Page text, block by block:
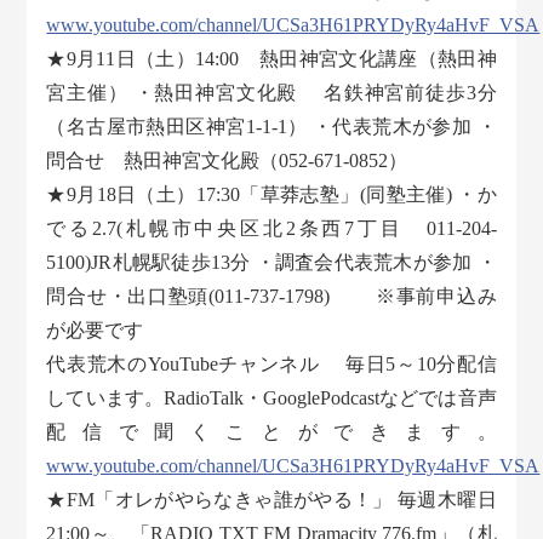
www.youtube.com/channel/UCSa3H61PRYDyRy4aHvF_VSA
★9月11日（土）14:00 熱田神宮文化講座（熱田神
宮主催） ・熱田神宮文化殿 名鉄神宮前徒歩3分
（名古屋市熱田区神宮1-1-1） ・代表荒木が参加 ・
問合せ 熱田神宮文化殿（052-671-0852）
★9月18日（土）17:30「草莽志塾」(同塾主催) ・か
でる2.7(札幌市中央区北2条西7丁目 011-204-
5100)JR札幌駅徒歩13分 ・調査会代表荒木が参加 ・
問合せ・出口塾頭(011-737-1798) ※事前申込み
が必要です
代表荒木のYouTubeチャンネル 毎日5～10分配信
しています。RadioTalk・GooglePodcastなどでは音声
配信で聞くことができます。
www.youtube.com/channel/UCSa3H61PRYDyRy4aHvF_VSA
★FM「オレがやらなきゃ誰がやる！」 毎週木曜日
21:00～、「RADIO TXT FM Dramacity 776.fm」（札